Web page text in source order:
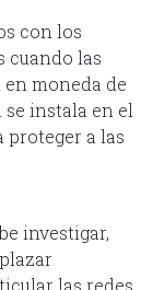
con los
cuando las
moneda de
instala en el
proteger a las
investigar,
las redes